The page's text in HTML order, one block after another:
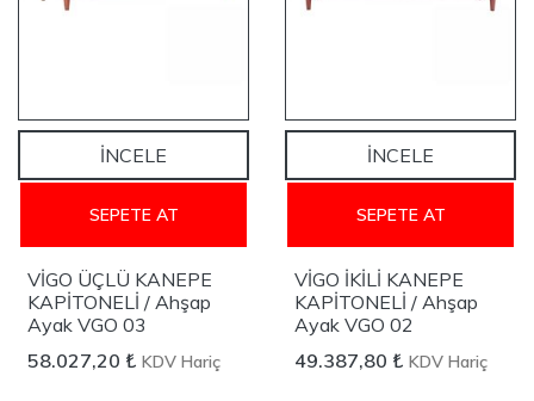
İNCELE
SEPETE AT
VİGO ÜÇLÜ KANEPE
KAPİTONELİ / Ahşap
Ayak VGO 03
58.027,20 ₺ KDV Hariç
İNCELE
SEPETE AT
VİGO İKİLİ KANEPE
KAPİTONELİ / Ahşap
Ayak VGO 02
49.387,80 ₺ KDV Hariç